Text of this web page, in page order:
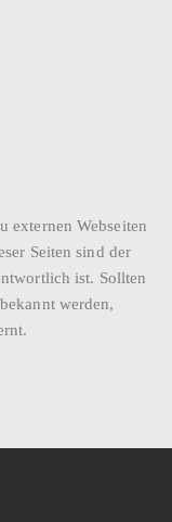
externen Webseiten
Seiten sind der
ist. Sollten
werden,